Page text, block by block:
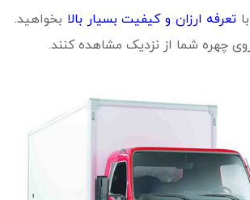
تعرفه ارزان و کیفیت بسیار بالا بخواهید.
چهره شما از نزدیک مشاهده کنند.